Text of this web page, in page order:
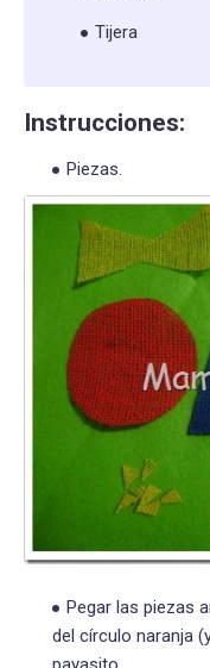
Tijera
Instrucciones:
Piezas.
Pegar las piezas
del círculo naranja